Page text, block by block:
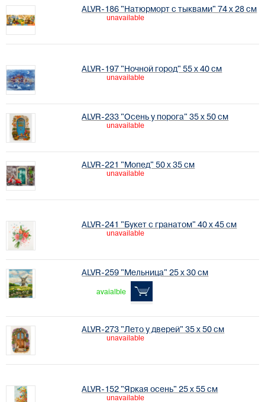
ALVR-186 "Натюрморт с тыквами" 74 х 28 см
unavailable
ALVR-197 "Ночной город" 55 х 40 см
unavailable
ALVR-233 "Осень у порога" 35 х 50 см
unavailable
ALVR-221 "Мопед" 50 х 35 см
unavailable
ALVR-241 "Букет с гранатом" 40 х 45 см
unavailable
ALVR-259 "Мельница" 25 х 30 см
avaialble
ALVR-273 "Лето у дверей" 35 х 50 см
unavailable
ALVR-152 "Яркая осень" 25 х 55 см
unavailable